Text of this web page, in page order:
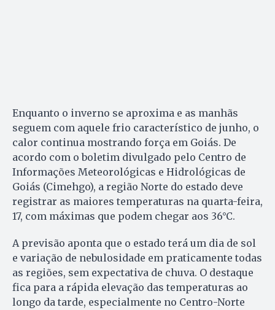
Enquanto o inverno se aproxima e as manhãs
seguem com aquele frio característico de junho, o
calor continua mostrando força em Goiás. De
acordo com o boletim divulgado pelo Centro de
Informações Meteorológicas e Hidrológicas de
Goiás (Cimehgo), a região Norte do estado deve
registrar as maiores temperaturas na quarta-feira,
17, com máximas que podem chegar aos 36°C.
A previsão aponta que o estado terá um dia de sol
e variação de nebulosidade em praticamente todas
as regiões, sem expectativa de chuva. O destaque
fica para a rápida elevação das temperaturas ao
longo da tarde, especialmente no Centro-Norte